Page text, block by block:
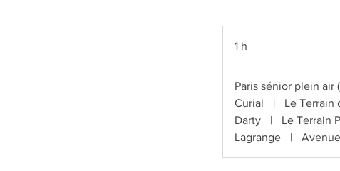
1 h
Paris sénior plein air
Curial
| Le Terrain
Darty
| Le Terrain
Lagrange
|